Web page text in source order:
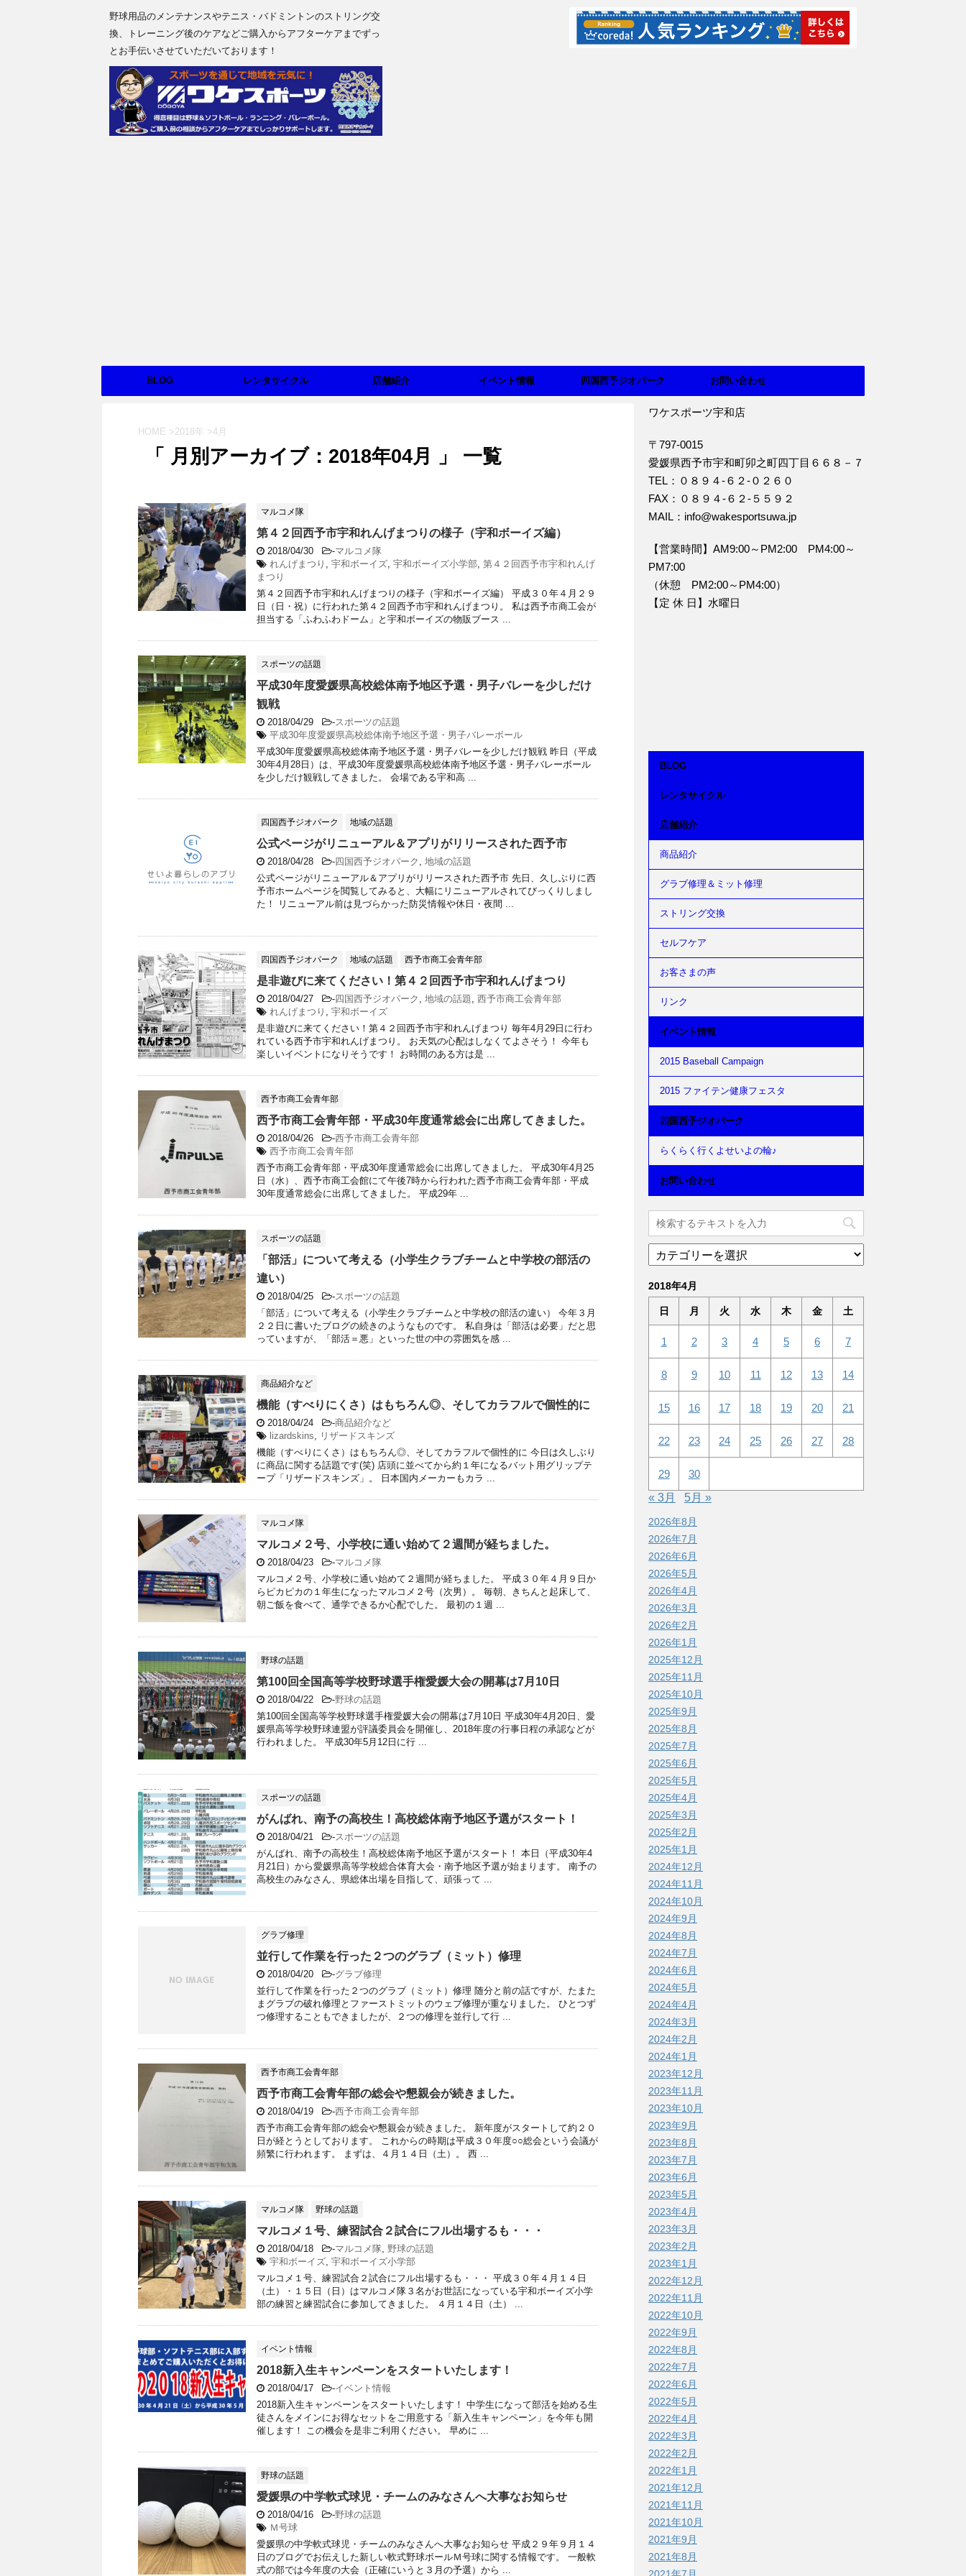
野球用品のメンテナンスやテニス・バドミントンのストリング交
換、トレーニング後のケアなどご購入からアフターケアまでずっ
とお手伝いさせていただいております！
BLOG レンタサイクル 店舗紹介 イベント情報 四国西予ジオパーク お問い合わせ
HOME >2018年 >4月
「 月別アーカイブ：2018年04月 」 一覧
マルコメ隊
第４２回西予市宇和れんげまつりの様子（宇和ボーイズ編）
2018/04/30 -マルコメ隊
れんげまつり
宇和ボーイズ 宇和ボーイズ小学部 第４２回西予市宇和れんげ
まつり
第４２回西予市宇和れんげまつりの様子（宇和ボーイズ編） 平成３０年４月２９
日（日・祝）に行われた第４２回西予市宇和れんげまつり。 私は西予市商工会が
担当する「ふわふわドーム」と宇和ボーイズの物販ブース ...
スポーツの話題
平成30年度愛媛県高校総体南予地区予選・男子バレーを少しだけ
観戦
2018/04/29 -スポーツの話題
平成30年度愛媛県高校総体南予地区予選・男子バレーボール
平成30年度愛媛県高校総体南予地区予選・男子バレーを少しだけ観戦 昨日（平成
30年4月28日）は、平成30年度愛媛県高校総体南予地区予選・男子バレーボール
を少しだけ観戦してきました。 会場である宇和高 ...
四国西予ジオパーク 地域の話題
公式ページがリニューアル＆アプリがリリースされた西予市
2018/04/28 -四国西予ジオパーク
地域の話題
公式ページがリニューアル＆アプリがリリースされた西予市 先日、久しぶりに西
予市ホームページを閲覧してみると、大幅にリニューアルされてびっくりしまし
た！ リニューアル前は見づらかった防災情報や休日・夜間 ...
四国西予ジオパーク 地域の話題 西予市商工会青年部
是非遊びに来てください！第４２回西予市宇和れんげまつり
2018/04/27 -四国西予ジオパーク 地域の話題
西予市商工会青年部
れんげまつり
宇和ボーイズ
是非遊びに来てください！第４２回西予市宇和れんげまつり 毎年4月29日に行わ
れている西予市宇和れんげまつり。 お天気の心配はしなくてよさそう！ 今年も
楽しいイベントになりそうです！ お時間のある方は是 ...
西予市商工会青年部
西予市商工会青年部・平成30年度通常総会に出席してきました。
2018/04/26 -西予市商工会青年部
西予市商工会青年部
西予市商工会青年部・平成30年度通常総会に出席してきました。 平成30年4月25
日（水）、西予市商工会館にて午後7時から行われた西予市商工会青年部・平成
30年度通常総会に出席してきました。 平成29年 ...
スポーツの話題
「部活」について考える（小学生クラブチームと中学校の部活の
違い）
2018/04/25 -スポーツの話題
「部活」について考える（小学生クラブチームと中学校の部活の違い） 今年３月
２２日に書いたブログの続きのようなものです。 私自身は「部活は必要」だと思
っていますが、「部活＝悪」といった世の中の雰囲気を感 ...
商品紹介など
機能（すべりにくさ）はもちろん◎、そしてカラフルで個性的に
2018/04/24 -商品紹介など
lizardskins
リザードスキンズ
機能（すべりにくさ）はもちろん◎、そしてカラフルで個性的に 今日は久しぶり
に商品に関する話題です(笑) 店頭に並べてから約１年になるバット用グリップテ
ープ「リザードスキンズ」。 日本国内メーカーもカラ ...
マルコメ隊
マルコメ２号、小学校に通い始めて２週間が経ちました。
2018/04/23 -マルコメ隊
マルコメ２号、小学校に通い始めて２週間が経ちました。 平成３０年４月９日か
らピカピカの１年生になったマルコメ２号（次男）。 毎朝、きちんと起床して、
朝ご飯を食べて、通学できるか心配でした。 最初の１週 ...
野球の話題
第100回全国高等学校野球選手権愛媛大会の開幕は7月10日
2018/04/22 -野球の話題
第100回全国高等学校野球選手権愛媛大会の開幕は7月10日 平成30年4月20日、愛
媛県高等学校野球連盟が評議委員会を開催し、2018年度の行事日程の承認などが
行われました。 平成30年5月12日に行 ...
スポーツの話題
がんばれ、南予の高校生！高校総体南予地区予選がスタート！
2018/04/21 -スポーツの話題
がんばれ、南予の高校生！高校総体南予地区予選がスタート！ 本日（平成30年4
月21日）から愛媛県高等学校総合体育大会・南予地区予選が始まります。 南予の
高校生のみなさん、県総体出場を目指して、頑張って ...
グラブ修理
並行して作業を行った２つのグラブ（ミット）修理
2018/04/20 -グラブ修理
並行して作業を行った２つのグラブ（ミット）修理 随分と前の話ですが、たまた
まグラブの破れ修理とファーストミットのウェブ修理が重なりました。 ひとつず
つ修理することもできましたが、２つの修理を並行して行 ...
西予市商工会青年部
西予市商工会青年部の総会や懇親会が続きました。
2018/04/19 -西予市商工会青年部
西予市商工会青年部の総会や懇親会が続きました。 新年度がスタートして約２０
日が経とうとしております。 これからの時期は平成３０年度○○総会という会議が
頻繁に行われます。 まずは、４月１４日（土）。 西 ...
マルコメ隊 野球の話題
マルコメ１号、練習試合２試合にフル出場するも・・・
2018/04/18 -マルコメ隊 野球の話題
宇和ボーイズ 宇和ボーイズ小学部
マルコメ１号、練習試合２試合にフル出場するも・・・ 平成３０年４月１４日
（土）・１５日（日）はマルコメ隊３名がお世話になっている宇和ボーイズ小学
部の練習と練習試合に参加してきました。 ４月１４日（土） ...
イベント情報
2018新入生キャンペーンをスタートいたします！
2018/04/17 -イベント情報
2018新入生キャンペーンをスタートいたします！ 中学生になって部活を始める生
徒さんをメインにお得なセットをご用意する「新入生キャンペーン」を今年も開
催します！ この機会を是非ご利用ください。 早めに ...
野球の話題
愛媛県の中学軟式球児・チームのみなさんへ大事なお知らせ
2018/04/16 -野球の話題
Ｍ号球
愛媛県の中学軟式球児・チームのみなさんへ大事なお知らせ 平成２９年９月１４
日のブログでお伝えした新しい軟式野球ボールＭ号球に関する情報です。 一般軟
式の部では今年度の大会（正確にいうと３月の予選）から ...
ワケスポーツ宇和店
〒797-0015
愛媛県西予市宇和町卯之町四丁目６６８－７
TEL：０８９４‐６２‐０２６０
FAX：０８９４‐６２‐５５９２
MAIL：info@wakesportsuwa.jp
【営業時間】AM9:00～PM2:00 PM4:00～
PM7:00
（休憩 PM2:00～PM4:00）
【定 休 日】水曜日
BLOG
レンタサイクル
店舗紹介
商品紹介
グラブ修理＆ミット修理
ストリング交換
セルフケア
お客さまの声
リンク
イベント情報
2015 Baseball Campaign
2015 ファイテン健康フェスタ
四国西予ジオパーク
らくらく行くよせいよの輪♪
お問い合わせ
2018年4月
日 月 火 水 木 金 土
1 2 3 4 5 6 7
8 9 10 11 12 13 14
15 16 17 18 19 20 21
22 23 24 25 26 27 28
29
30
« 3月
5月 »
2026年8月
2026年7月
2026年6月
2026年5月
2026年4月
2026年3月
2026年2月
2026年1月
2025年12月
2025年11月
2025年10月
2025年9月
2025年8月
2025年7月
2025年6月
2025年5月
2025年4月
2025年3月
2025年2月
2025年1月
2024年12月
2024年11月
2024年10月
2024年9月
2024年8月
2024年7月
2024年6月
2024年5月
2024年4月
2024年3月
2024年2月
2024年1月
2023年12月
2023年11月
2023年10月
2023年9月
2023年8月
2023年7月
2023年6月
2023年5月
2023年4月
2023年3月
2023年2月
2023年1月
2022年12月
2022年11月
2022年10月
2022年9月
2022年8月
2022年7月
2022年6月
2022年5月
2022年4月
2022年3月
2022年2月
2022年1月
2021年12月
2021年11月
2021年10月
2021年9月
2021年8月
2021年7月